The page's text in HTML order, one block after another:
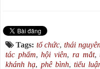
Tags: tổ chức,thái
tác phẩm,hội viên, ra mắt,
khánh hạ, phê bình,tiểu